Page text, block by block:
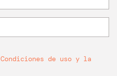
Condiciones de uso y la